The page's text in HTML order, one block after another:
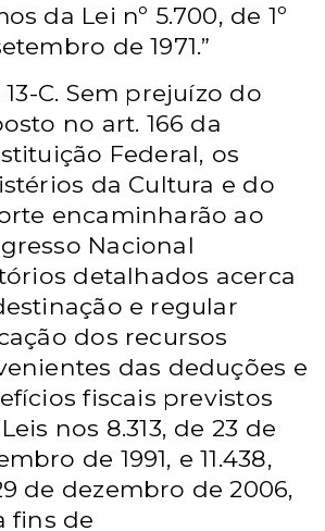
da Lei nº 5.700, de 1º
de 1971.”
C. Sem prejuízo do
no art. 166 da
Federal, os
da Cultura e do
encaminharão ao
Nacional
detalhados acerca
e regular
dos recursos
das deduções e
fiscais previstos
nos 8.313, de 23 de
de 1991, e 11.438,
de dezembro de 2006,
fins de